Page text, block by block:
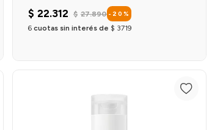
$ 22.312 $ 27.890 - 20 %
6cuotas sin interés de $ 3719